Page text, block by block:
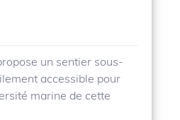
un sentier sous-
accessible pour
marine de cette